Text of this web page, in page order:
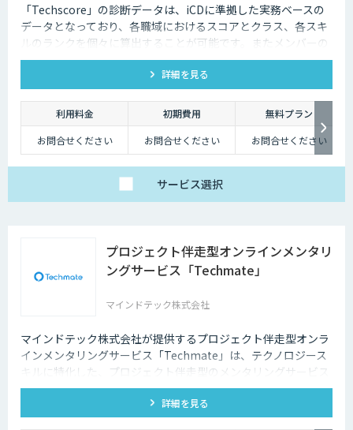
「Techscore」の診断データは、iCDに準拠した実務ベースの
データとなっており、各職域におけるスコアとクラス、各スキ
ルのランクを個々に算出することが可能です。またメンバーの
スキル状態を確認することで必要な学習の選定やPJメンバーの
選定にもご活用いただけます。詳細を見る
利用料金 初期費用
無料プラン
お問合せください
お問合せください お問合せください
サービス選択
プロジェクト伴走型オンラインメンタリ
ングサービス「Techmate」
マインドテック株式会社
マインドテック株式会社が提供するプロジェクト伴走型オンラ
インメンタリングサービス「Techmate」は、テクノロジース
キルに特化した、プロジェクト伴走型のメンタリングサービス
です。DX・AIの内製化に向けて、経験豊富な各ジャンルのメン
ターが、貴社メンバーの個別具体的な課題に合わせて継続的に
アドバイス支援を行います。
詳細を見る